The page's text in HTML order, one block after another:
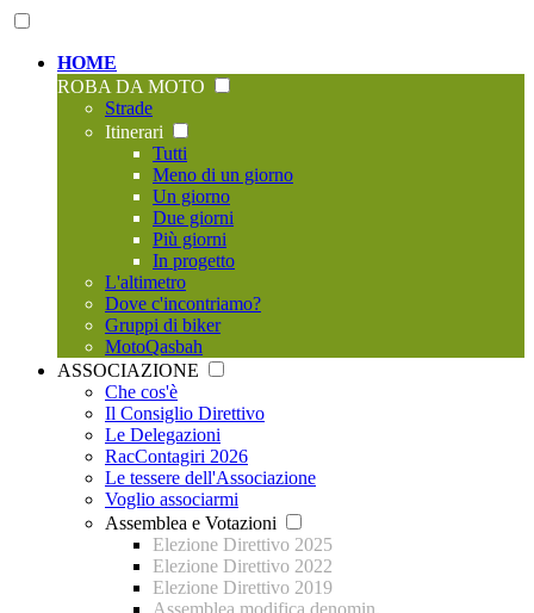
HOME
ROBA DA MOTO
Strade
Itinerari
Tutti
Meno di un giorno
Un giorno
Due giorni
Più giorni
In progetto
L'altimetro
Dove c'incontriamo?
Gruppi di biker
MotoQasbah
ASSOCIAZIONE
Che cos'è
Il Consiglio Direttivo
Le Delegazioni
RacContagiri 2026
Le tessere dell'Associazione
Voglio associarmi
Assemblea e Votazioni
Elezione Direttivo 2025
Elezione Direttivo 2022
Elezione Direttivo 2019
Assemblea modifica denomin.